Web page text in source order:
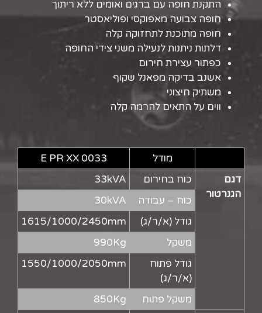
התקנת חופה עם ברגים ואומים ללא ריתוך
חופה צבועה מאפוקסי ופוליאסטר
חופה מתוכנת לתחזוקה קלה
דלתות ניתנות לנעילה משני צידי החופה
כפתור עצירת חירום
אשנב בדיקה מפאנל שקוף
משתיק חיצוני
ווים על התאים להרמה קלה
מודל
E PR XX 0033
דגם
הגנרטור
כוח בחירום
33kVA
כוח – עבודה
30kVA
גודל (א/ר/ג)
1615/1000/2450mm
משקל
990Kg
גודל פתוח
(א/ר/ג)
1550/1000/2050mm
משקל פתוח
850Kg